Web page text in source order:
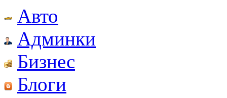
Авто
Админки
Бизнес
Блоги